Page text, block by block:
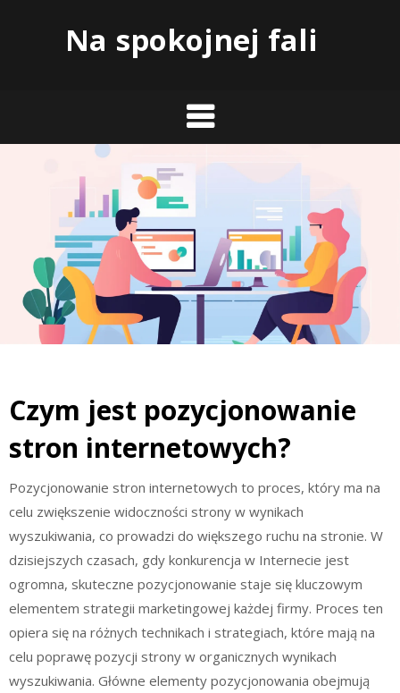
Na spokojnej fali
Czym jest pozycjonowanie
stron internetowych?
Pozycjonowanie stron internetowych to proces, który ma na
celu zwiększenie widoczności strony w wynikach
wyszukiwania, co prowadzi do większego ruchu na stronie. W
dzisiejszych czasach, gdy konkurencja w Internecie jest
ogromna, skuteczne pozycjonowanie staje się kluczowym
elementem strategii marketingowej każdej firmy. Proces ten
opiera się na różnych technikach i strategiach, które mają na
celu poprawę pozycji strony w organicznych wynikach
wyszukiwania. Główne elementy pozycjonowania obejmują